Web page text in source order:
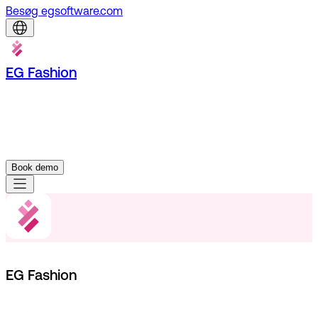
Besøg egsoftware.com
EG Fashion
Book demo
EG Fashion